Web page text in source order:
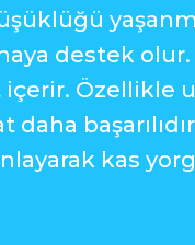
destek
içerir. Özellikle
daha
kas